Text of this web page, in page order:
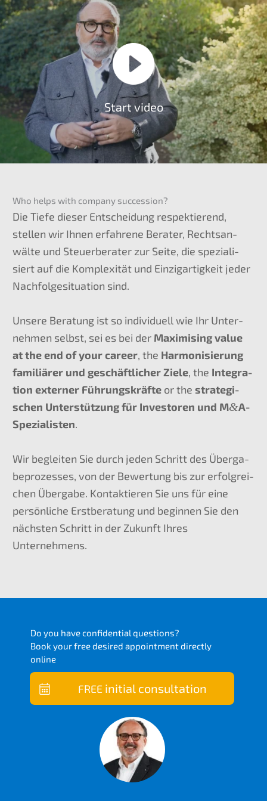
Start video
Who helps with compa­ny succession?
Die Tiefe dieser Entschei­dung respek­tie­rend,
stellen wir Ihnen erfah­re­ne Berater, Rechts­an­
wäl­te und Steuer­be­ra­ter zur Seite, die spezia­li­
siert auf die Komple­xi­tät und Einzig­ar­tig­keit jeder
Nachfol­ge­si­tua­ti­on sind.
Unsere Beratung ist so indivi­du­ell wie Ihr Unter­
neh­men selbst, sei es bei der Maximi­sing value
at the end of your career, the Harmo­ni­sie­rung
familiä­rer und geschäft­li­cher Ziele, the Integra­
ti­on exter­ner Führungs­kräf­te or the strate­gi­
schen Unter­stüt­zung für Inves­to­ren und M&A-
Spezialisten.
Wir beglei­ten Sie durch jeden Schritt des Überga­
be­pro­zes­ses, von der Bewer­tung bis zur erfolg­rei­
chen Überga­be. Kontak­tie­ren Sie uns für eine
persön­li­che Erstbe­ra­tung und begin­nen Sie den
nächs­ten Schritt in der Zukunft Ihres
Unternehmens.
Do you have confi­den­ti­al questions?
Book your free desired appoint­ment direct­ly
online
FREE initi­al consultation